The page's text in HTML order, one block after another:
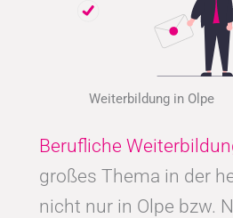
Weiterbildung in Olpe
Berufliche
großes Thema in der
nicht nur in Olpe bzw.